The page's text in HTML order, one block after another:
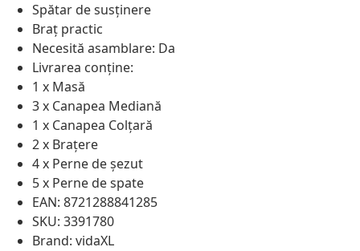
Spătar de susținere
Braț practic
Necesită asamblare: Da
Livrarea conține:
1 x Masă
3 x Canapea Mediană
1 x Canapea Colțară
2 x Brațere
4 x Perne de șezut
5 x Perne de spate
EAN: 8721288841285
SKU: 3391780
Brand: vidaXL